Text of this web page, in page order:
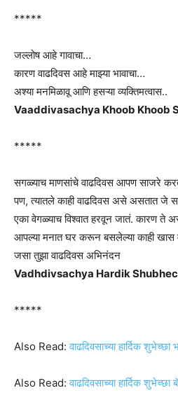
*****
जल्लोष आहे गावाचा…
कारण वाढदिवस आहे माझ्या भावाचा…
अश्या मनमिळावू आणि हसऱ्या व्यक्तिमत्वास..
Vaaddivasachya Khoob Khoob
*****
सगळ्याच माणसांचे वाढदिवस आपण साजरे
पण, त्यातले काही वाढदिवस असे असतात जे
एका वेगळ्याच विश्वात हरवून जातं. कारण ते
आपल्या मनात घर करून बसलेल्या काही खास
जसा तुझा वाढदिवस अभिनंदन
Vadhdivsachya Hardik
*****
Also Read:वाढदिवसाच्या हार्दिक शुभेच्छा
Also Read:वाढदिवसाच्या हार्दिक शुभेच्छा